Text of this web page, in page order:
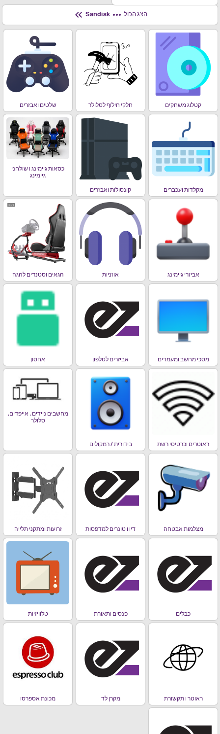
הצג הכול more_horiz
keyboard_double_arrow_left
קטלוג משחקים חלקי חילוף לסלולר שלטים ואבזרים
מקלדות ועכברים קונסולות ואבזרים
כסאות גיימינג ו שולחני
גיימינג
אביזרי גיימינג אוזניות הגאים וסטנדים להגה
מסכי מחשב ומעמדים אביזרים לטלפון אחסון
ראוטרים וכרטיסי רשת בידורית / רמקולים
מחשבים ניידים , אייפדים,
סלולר
מצלמות אבטחה דיו ו טונרים למדפסות זרועות ומתקני תלייה
כבלים פנסים ותאורת טלוויזיות
ראוטר ו תקשורת מקרן לד מכונת אספרסו